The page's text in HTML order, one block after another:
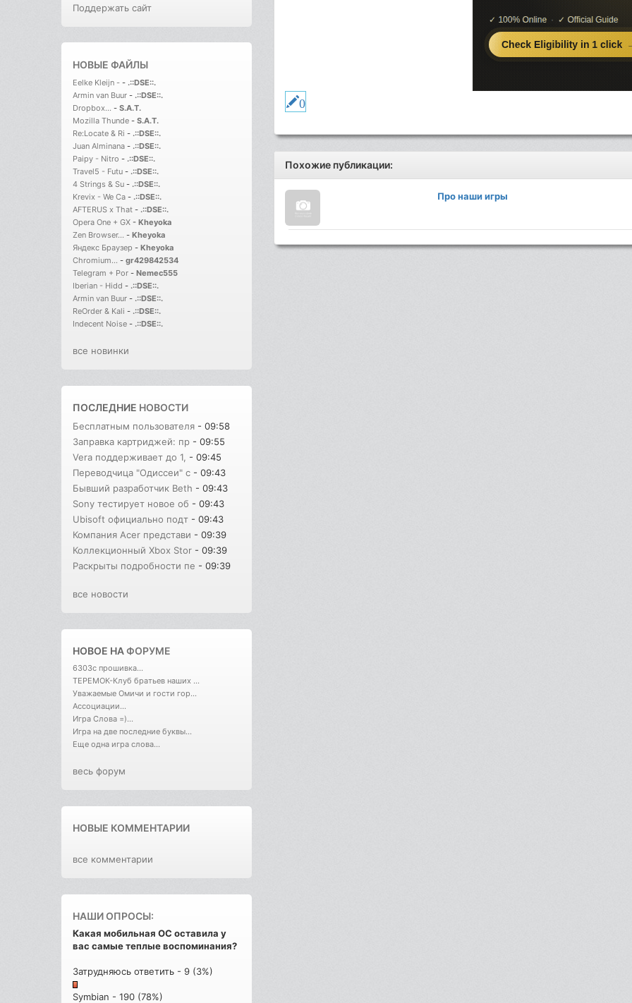
Поддержать сайт
НОВЫЕ ФАЙЛЫ
Eelke Kleijn - - .::DSE::.
Armin van Buur - .::DSE::.
Dropbox... - S.A.T.
Mozilla Thunde - S.A.T.
Re:Locate & Ri - .::DSE::.
Juan Alminana - .::DSE::.
Paipy - Nitro - .::DSE::.
Travel5 - Futu - .::DSE::.
4 Strings & Su - .::DSE::.
Krevix - We Ca - .::DSE::.
AFTERUS x That - .::DSE::.
Opera One + GX - Kheyoka
Zen Browser... - Kheyoka
Яндекс Браузер - Kheyoka
Chromium... - gr429842534
Telegram + Por - Nemec555
Iberian - Hidd - .::DSE::.
Armin van Buur - .::DSE::.
ReOrder & Kali - .::DSE::.
Indecent Noise - .::DSE::.
все новинки
ПОСЛЕДНИЕ НОВОСТИ
Бесплатным пользователя - 09:58
Заправка картриджей: пр - 09:55
Vera поддерживает до 1, - 09:45
Переводчица "Одиссеи" с - 09:43
Бывший разработчик Beth - 09:43
Sony тестирует новое об - 09:43
Ubisoft официально подт - 09:43
Компания Acer представи - 09:39
Коллекционный Xbox Stor - 09:39
Раскрыты подробности пе - 09:39
все новости
НОВОЕ НАФОРУМЕ
6303с прошивка...
ТЕРЕМОК-Клуб братьев наших ...
Уважаемые Омичи и гости гор...
Ассоциации...
Игра Слова =)...
Игра на две последние буквы...
Еще одна игра слова...
весь форум
НОВЫЕ КОММЕНТАРИИ
все комментарии
НАШИ ОПРОСЫ:
Какая мобильная ОС оставила у
вас самые теплые воспоминания?
Затрудняюсь ответить - 9 (3%)
Symbian - 190 (78%)
0
Похожие публикации:
Про наши игры